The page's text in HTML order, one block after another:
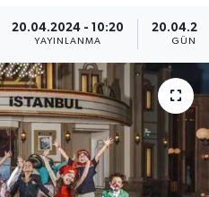
20.04.2024 - 10:20
YAYINLANMA